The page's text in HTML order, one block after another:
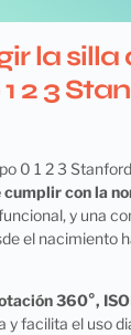
la
2 3
0 1 2 3
con la
y una
el nacimiento
360°,
y facilita el uso